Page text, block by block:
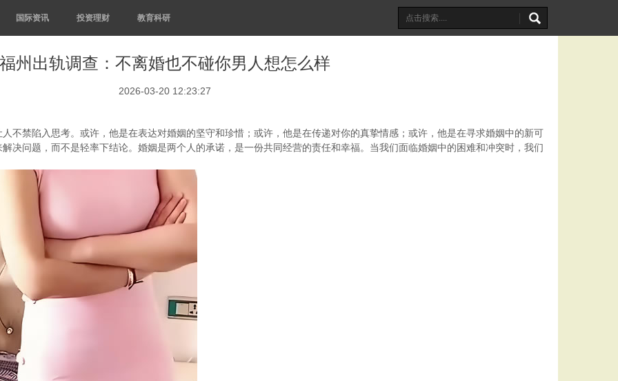
国际资讯 投资理财 教育科研
福州出轨调查：不离婚也不碰你男人想怎么样
2026-03-20 12:23:27
不禁陷入思考。或许，他是在表达对婚姻的坚守和珍惜；或许，他是在传递对你的真挚情感；或许，他是在寻求婚姻中的新可
决问题，而不是轻率下结论。婚姻是两个人的承诺，是一份共同经营的责任和幸福。当我们面临婚姻中的困难和冲突时，我们